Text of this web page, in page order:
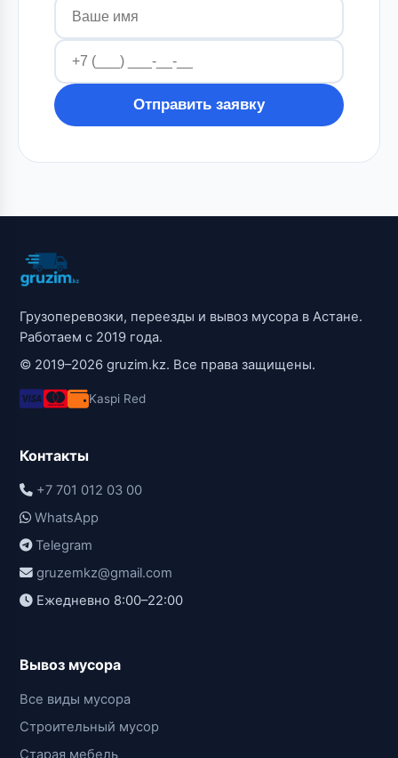
Отправить заявку
Грузоперевозки, переезды и вывоз мусора в Астане.
Работаем с 2019 года.
© 2019–2026 gruzim.kz. Все права защищены.
Kaspi Red
Контакты
+7 701 012 03 00
WhatsApp
Telegram
gruzemkz@gmail.com
Ежедневно 8:00–22:00
Вывоз мусора
Все виды мусора
Строительный мусор
Старая мебель